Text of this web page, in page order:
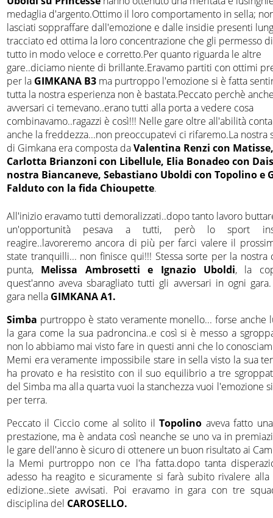
medaglia d'argento.Ottimo il loro comportamento in sella;
lasciati soppraffare dall'emozione e dalle insidie presenti
tracciato ed ottima la loro concentrazione che gli permesso
tutto in modo veloce e corretto.Per quanto riguarda le altre
gare..diciamo niente di brillante.Eravamo partiti con ottimi
per la GIMKANA B3 ma purtroppo l'emozione si è fatta
tutta la nostra esperienza non è bastata.Peccato perchè
avversari ci temevano..erano tutti alla porta a vedere cosa
combinavamo..ragazzi è così!!! Nelle gare oltre all'abilità
anche la freddezza...non preoccupatevi ci rifaremo.La nostra
di Gimkana era composta daValentina Renzi con Matisse,
Carlotta Brianzoni con Libellule, Elia Bonadeo con
nostra Biancaneve, Sebastiano Uboldi con Topolino e
Falduto con la fida Chioupette.
All'inizio eravamo tutti demoralizzati..dopo tanto lavoro
un'opportunità pesava a tutti, però lo sport
reagire..lavoreremo ancora di più per farci valere il
state tranquilli... non finisce qui!!! Stessa sorte per la nostra
punta, Melissa Ambrosetti e Ignazio Uboldi, la
quest'anno aveva sbaragliato tutti gli avversari in ogni
gara nella GIMKANA A1.
Simba purtroppo è stato veramente monello... forse anche
la gara come la sua padroncina..e così si è messo a
non lo abbiamo mai visto fare in questi anni che lo
Memi era veramente impossibile stare in sella visto la sua
ha provato e ha resistito con il suo equilibrio a tre
del Simba ma alla quarta vuoi la stanchezza vuoi l'emozione
per terra.
Peccato il Ciccio come al solito ilTopolino aveva fatto
prestazione, ma è andata così neanche se uno va in
le gare dell'anno è sicuro di ottenere un buon risultato ai
la Memi purtroppo non ce l'ha fatta.dopo tanta
adesso ha reagito e sicuramente si farà subito rivalere alla
edizione..siete avvisati. Poi eravamo in gara con tre
disciplina del CAROSELLO.